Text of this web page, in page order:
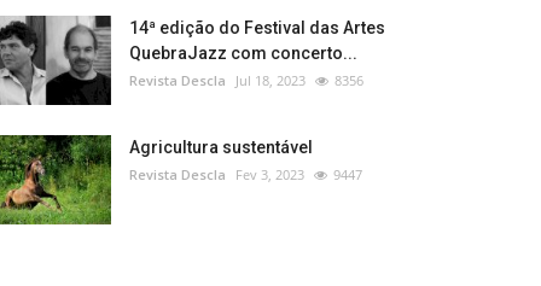
14ª edição do Festival das Artes
QuebraJazz com concerto...
Revista Descla Jul 18, 2023 8356
Agricultura sustentável
Revista Descla Fev 3, 2023 9447